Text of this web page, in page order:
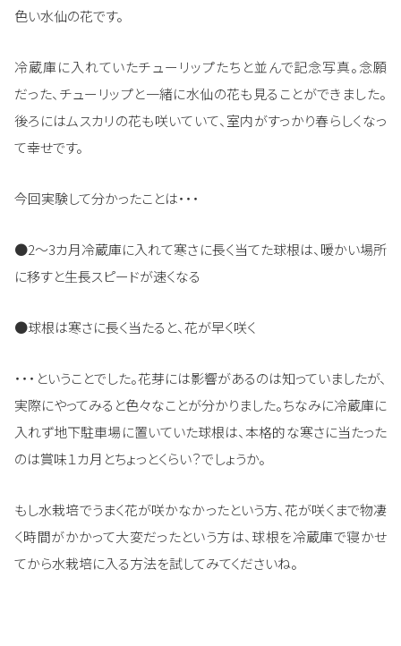
色い水仙の花です。
冷蔵庫に入れていたチューリップたちと並んで記念写真。念願
だった、チューリップと一緒に水仙の花も見ることができました。
後ろにはムスカリの花も咲いていて、室内がすっかり春らしくなっ
て幸せです。
今回実験して分かったことは・・・
●2～3カ月冷蔵庫に入れて寒さに長く当てた球根は、暖かい場所
に移すと生長スピードが速くなる
●球根は寒さに長く当たると、花が早く咲く
・・・ということでした。花芽には影響があるのは知っていましたが、
実際にやってみると色々なことが分かりました。ちなみに冷蔵庫に
入れず地下駐車場に置いていた球根は、本格的な寒さに当たった
のは賞味１カ月とちょっとくらい？でしょうか。
もし水栽培でうまく花が咲かなかったという方、花が咲くまで物凄
く時間がかかって大変だったという方は、球根を冷蔵庫で寝かせ
てから水栽培に入る方法を試してみてくださいね。